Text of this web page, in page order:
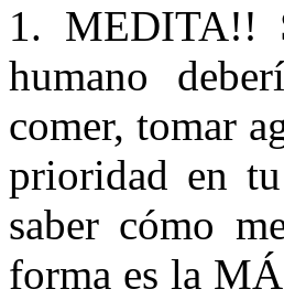
1. MEDITA!!
humano
comer, tomar
prioridad en
saber cómo
forma es la